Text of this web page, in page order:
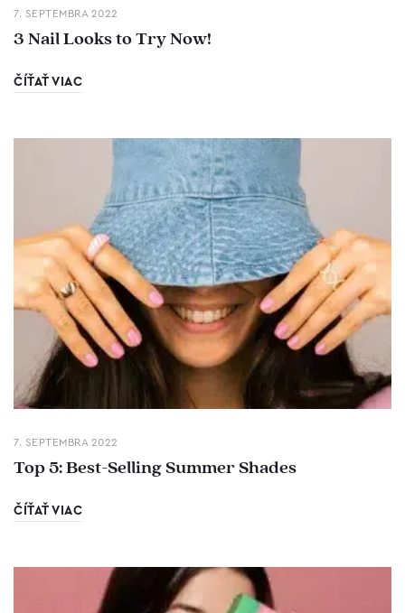
7. SEPTEMBRA 2022
3 Nail Looks to Try Now!
ČÍŤAŤ VIAC
7. SEPTEMBRA 2022
Top 5: Best-Selling Summer Shades
ČÍŤAŤ VIAC